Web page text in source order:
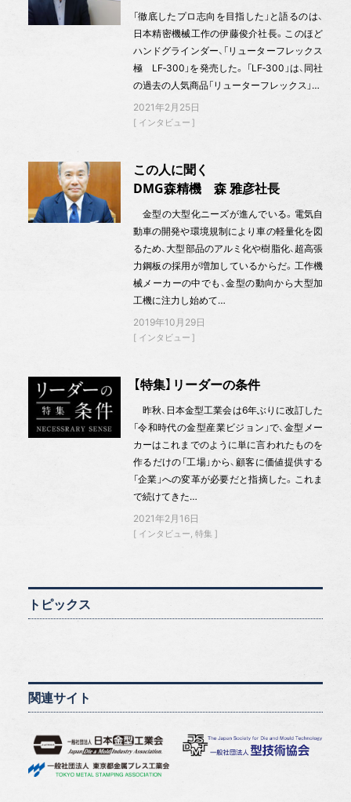
「徹底したプロ志向を目指した」と語るのは、
日本精密機械工作の伊藤俊介社長。このほど
ハンドグラインダー、「リューターフレックス
極 LF‐300」を発売した。 「LF‐300」は、同社
の過去の人気商品「リューターフレックス」…
2021年2月25日
インタビュー
この人に聞く
DMG森精機 森 雅彦社長
金型の大型化ニーズが進んでいる。電気自
動車の開発や環境規制により車の軽量化を図
るため、大型部品のアルミ化や樹脂化、超高張
力鋼板の採用が増加しているからだ。工作機
械メーカーの中でも、金型の動向から大型加
工機に注力し始めて…
2019年10月29日
インタビュー
【特集】リーダーの条件
昨秋、日本金型工業会は6年ぶりに改訂した
「令和時代の金型産業ビジョン」で、金型メー
カーはこれまでのように単に言われたものを
作るだけの「工場」から、顧客に価値提供する
「企業」への変革が必要だと指摘した。これま
で続けてきた…
2021年2月16日
インタビュー 特集
トピックス
関連サイト